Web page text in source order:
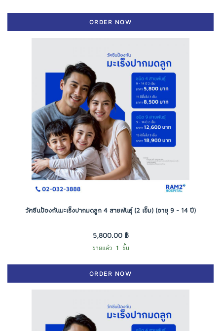
ORDER NOW
วัคซีนป้องกันมะเร็งปากมดลูก 4 สายพันธุ์ (2 เข็ม) (อายุ 9 - 14 ปี)
5,800.00 ฿
ขายแล้ว 1 ชิ้น
ORDER NOW